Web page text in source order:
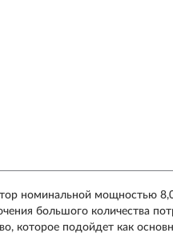
номинальной мощностью
большого количества
которое подойдет как